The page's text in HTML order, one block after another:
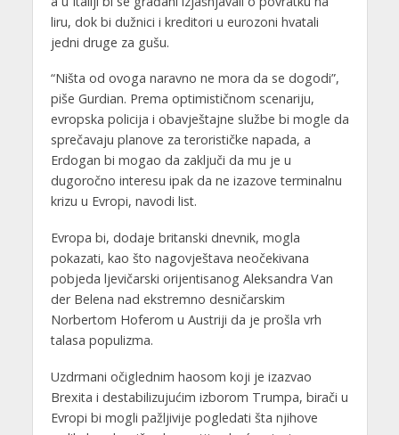
liru, dok bi dužnici i kreditori u eurozoni hvatali
jedni druge za gušu.
“Ništa od ovoga naravno ne mora da se dogodi”,
piše Gurdian. Prema optimističnom scenariju,
evropska policija i obavještajne službe bi mogle da
sprečavaju planove za terorističke napada, a
Erdogan bi mogao da zaključi da mu je u
dugoročno interesu ipak da ne izazove terminalnu
krizu u Evropi, navodi list.
Evropa bi, dodaje britanski dnevnik, mogla
pokazati, kao što nagovještava neočekivana
pobjeda ljevičarski orijentisanog Aleksandra Van
der Belena nad ekstremno desničarskim
Norbertom Hoferom u Austriji da je prošla vrh
talasa populizma.
Uzdrmani očiglednim haosom koji je izazvao
Brexita i destabilizujućim izborom Trumpa, birači u
Evropi bi mogli pažljivije pogledati šta njihove